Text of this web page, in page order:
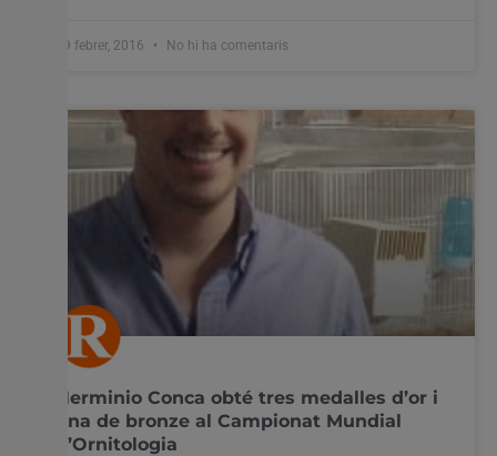
19 febrer, 2016 No hi ha comentaris
Herminio Conca obté tres medalles d’or i
una de bronze al Campionat Mundial
d’Ornitologia